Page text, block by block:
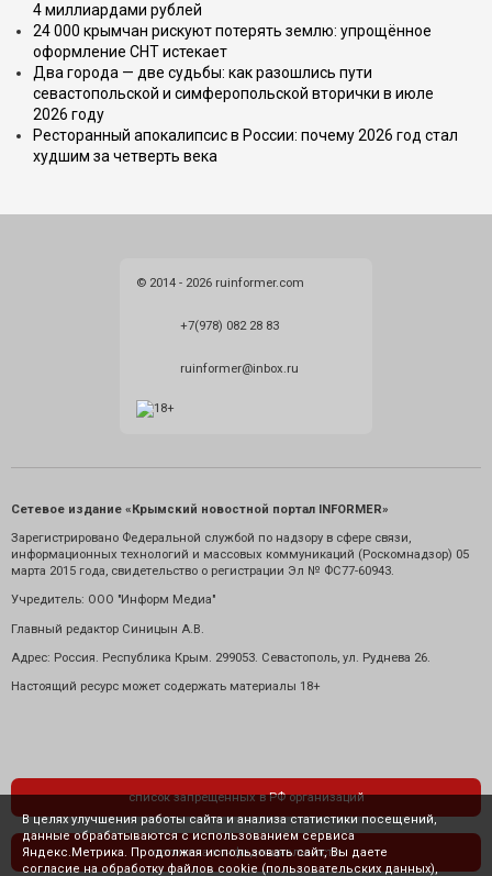
4 миллиардами рублей
24 000 крымчан рискуют потерять землю: упрощённое
оформление СНТ истекает
Два города — две судьбы: как разошлись пути
севастопольской и симферопольской вторички в июле
2026 году
Ресторанный апокалипсис в России: почему 2026 год стал
худшим за четверть века
© 2014 - 2026 ruinformer.com
+7(978) 082 28 83
ruinformer@inbox.ru
Сетевое издание «Крымский новостной портал INFORMER»
Зарегистрировано Федеральной службой по надзору в сфере связи,
информационных технологий и массовых коммуникаций (Роскомнадзор) 05
марта 2015 года, свидетельство о регистрации Эл № ФС77-60943.
Учредитель: ООО "Информ Медиа"
Главный редактор Синицын А.В.
Адрес: Россия. Республика Крым. 299053. Севастополь, ул. Руднева 26.
Настоящий ресурс может содержать материалы 18+
список запрещенных в РФ организаций
политика конфиденциальности
В целях улучшения работы сайта и анализа статистики посещений,
данные обрабатываются с использованием сервиса
Яндекс.Метрика. Продолжая использовать сайт, Вы даете
согласие на обработку файлов cookie (пользовательских данных),